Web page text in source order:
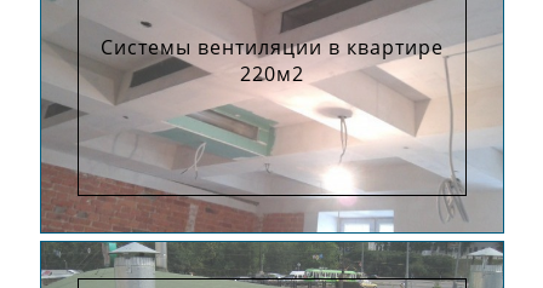
Системы вентиляции в квартире
220м2